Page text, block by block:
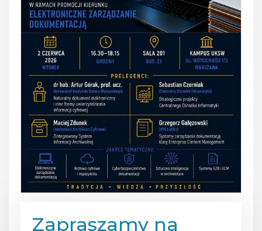
Zapraszamy na